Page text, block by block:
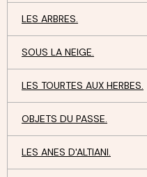
LES ARBRES.
SOUS LA NEIGE.
LES TOURTES AUX HERBES.
OBJETS DU PASSE.
LES ANES D'ALTIANI.